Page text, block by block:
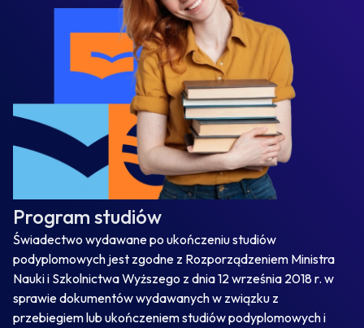
Program studiów
Świadectwo wydawane po ukończeniu studiów
podyplomowych jest zgodne z Rozporządzeniem Ministra
Nauki i Szkolnictwa Wyższego z dnia 12 września 2018 r. w
sprawie dokumentów wydawanych w związku z
przebiegiem lub ukończeniem studiów podyplomowych i